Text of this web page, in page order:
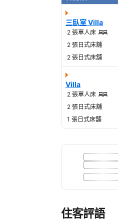
三臥室 Villa
2 張單人床
2 張日式床舖
2 張日式床舖
Villa
2 張單人床
2 張日式床舖
1 張日式床舖
住客評語